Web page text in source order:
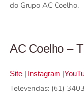
do Grupo AC Coelho.
AC Coelho –
Site | Instagram |
Televendas: (61)